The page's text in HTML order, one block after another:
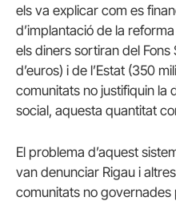
els va explicar com es
d’implantació de la
els diners sortiran del Fons
d’euros) i de l’Estat (350
comunitats no justifiquin la
social, aquesta quantitat
El problema d’aquest
van denunciar Rigau i
comunitats no governades